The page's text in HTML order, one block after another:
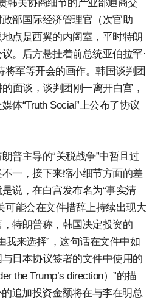
韩美协商细节的产业部通商交
部国际经济管理官（次官助
点是西翼的内阁室，平时特朗
。后方悬挂着前总统亚伯拉罕·
将军等开会的画作。韩国谈判团
面谈，谈判团刚一离开白宫，
体“Truth Social”上公布了协议
普主导的“关税战争”中暂且过
一，接下来缩小细节方面的差
说，在白宫发布名为“事实清
可能会在文件措辞上持续出现大
特朗普称，韩国决定投资的
我来选择”，这句话在文件中如
日本协议签署的文件中使用的
the Trump’s direction）”的描
追加投资金额将在与李在明总